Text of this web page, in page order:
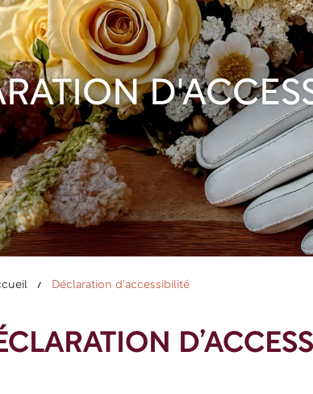
Déclaration d'accessibilité